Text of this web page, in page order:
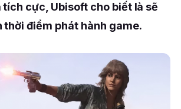
cực, Ubisoft cho biết là sẽ
thời điểm phát hành game.